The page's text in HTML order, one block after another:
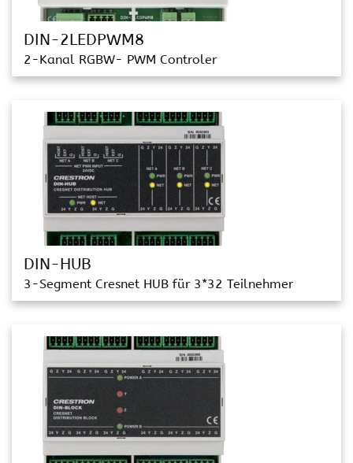
DIN-2LEDPWM8
2-Kanal RGBW- PWM Controler
DIN-HUB
3-Segment Cresnet HUB für 3*32 Teilnehmer